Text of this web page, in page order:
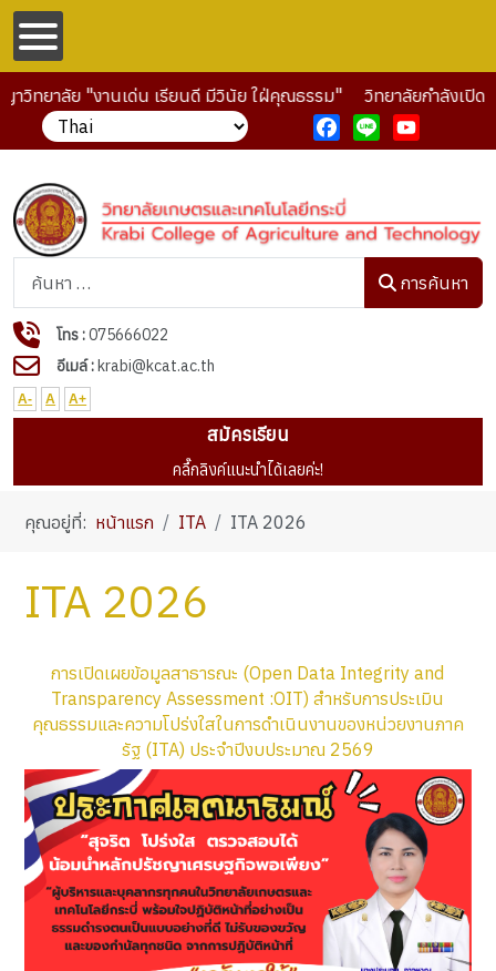
วิทยาลัย "งานเด่น เรียนดี มีวินัย ใฝ่คุณธรรม" วิทยาลัยกำลังเปิด
Facebook
Line YouTube
การค้นหา การค้นหา
โทร :075666022
อีเมล์ :krabi@kcat.ac.th
A- A A+
สมัครเรียน
คลื๊กลิงค์แนะนำได้เลยค่ะ!
คุณอยู่ที่: หน้าแรก ITA ITA 2026
ITA 2026
การเปิดเผยข้อมูลสาธารณะ (Open Data Integrity and
Transparency Assessment :OIT) สำหรับการประเมิน
คุณธรรมและความโปร่งใสในการดำเนินงานของหน่วยงานภาค
รัฐ (ITA) ประจำปีงบประมาณ 2569